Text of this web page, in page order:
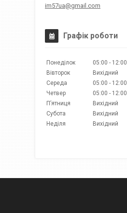
im57ua@gmail.com
Графік роботи
Понеділок 05:00
12:00
Вівторок
Вихідний
Середа
05:00
12:00
Четвер
05:00
12:00
Пʼятниця
Вихідний
Субота
Вихідний
Неділя
Вихідний